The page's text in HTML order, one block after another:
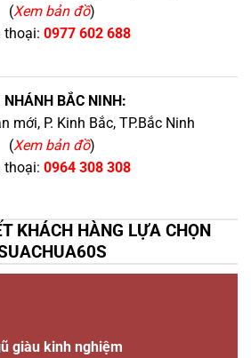
(Xem bản đồ)
thoại: 0977 602 688
NHÁNH BẮC NINH:
mới, P. Kinh Bắc, TP.Bắc Ninh
(Xem bản đồ)
thoại: 0964 308 308
KHÁCH HÀNG LỰA CHỌN
giàu kinh nghiệm